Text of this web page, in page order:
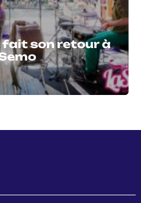
fait son retour à